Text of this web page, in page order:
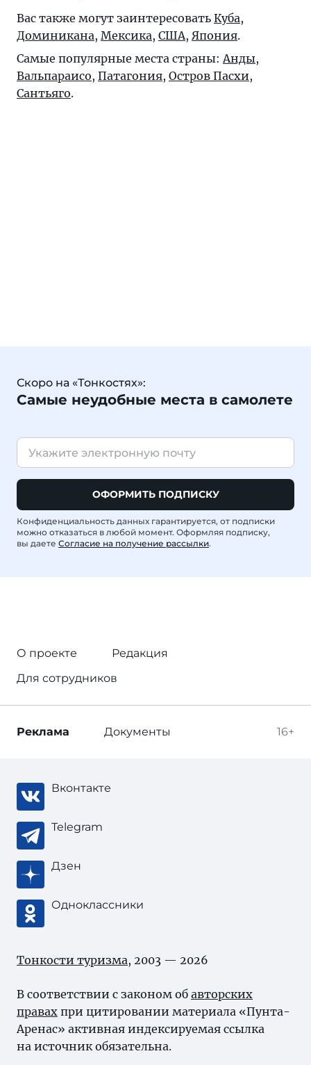
Вас также могут заинтересовать Куба,
Доминикана, Мексика, США, Япония.
Самые популярные места страны:Анды,
Вальпараисо, Патагония, Остров Пасхи,
Сантьяго.
Скоро на «Тонкостях»:
Самые неудобные места в самолете
ОФОРМИТЬ ПОДПИСКУ
Конфиденциальность данных гарантируется, от подписки
можно отказаться в любой момент. Оформляя подписку,
вы даете Согласие на получение рассылки.
О проекте
Редакция
Для сотрудников
16+
Реклама Документы
Вконтакте
Telegram
Дзен
Одноклассники
Тонкости туризма, 2003 — 2026
В соответствии с законом об авторских
правах при цитировании материала «Пунта-
Аренас» активная индексируемая ссылка
на источник обязательна.